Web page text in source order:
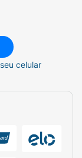
celular